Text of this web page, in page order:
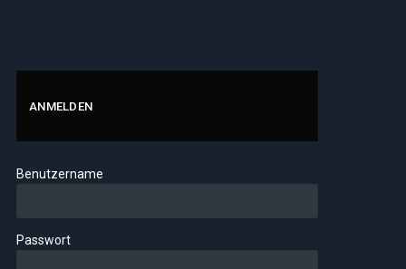
ANMELDEN
Benutzername
Passwort